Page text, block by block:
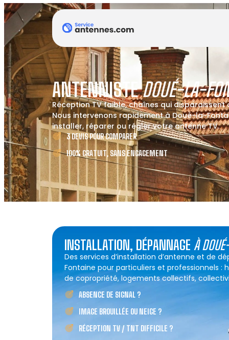
ANTENNISTEDOUÉ-LA-
Réception TV faible, chaînes qui disparaissent
Nous intervenons rapidement à Doué-la-
installer, réparer ou régler votre antenne TV.
3 DEVIS POUR COMPARER
100% GRATUIT, SANS ENGAGEMENT
INSTALLATION, DÉPANNAGE À
Des services d’installation d’antenne et de
Fontaine pour particuliers et professionnels :
de copropriété, logements collectifs,
ABSENCE DE SIGNAL ?
IMAGE BROUILLÉE OU NEIGE ?
RÉCEPTION TV / TNT DIFFICILE ?